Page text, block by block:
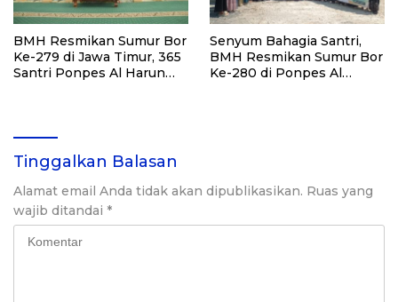
BMH Resmikan Sumur Bor
Ke-279 di Jawa Timur, 365
Santri Ponpes Al Harun
Senyum Bahagia Santri,
BMH Resmikan Sumur Bor
Ke-280 di Ponpes Al
Tinggalkan Balasan
Alamat email Anda tidak akan dipublikasikan. Ruas yang
wajib ditandai *